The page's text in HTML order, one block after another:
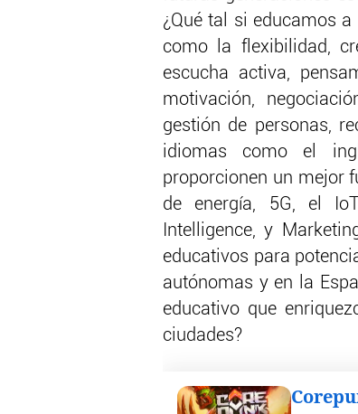
¿Qué tal si educamos
como la flexibilidad,
escucha activa,
motivación,
gestión de personas,
idiomas como el
proporcionen un mejor
de energía, 5G, el
Intelligence, y
educativos para
autónomas y en la
educativo que
ciudades?